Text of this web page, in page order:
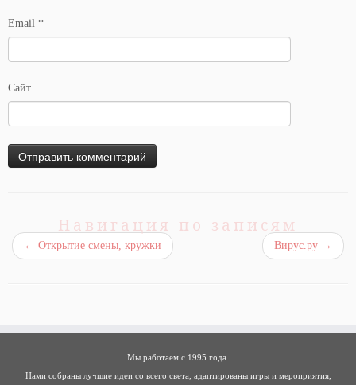
Email *
Сайт
Навигация по записям
← Открытие смены, кружки Вирус.ру →
Мы работаем с 1995 года.
Нами собраны лучшие идеи со всего света, адаптированы игры и мероприятия,